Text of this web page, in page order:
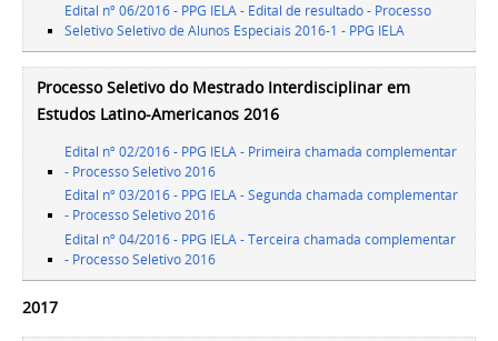
Edital nº 06/2016 - PPG IELA - Edital de resultado - Processo
Seletivo Seletivo de Alunos Especiais 2016-1 - PPG IELA
Processo Seletivo do Mestrado Interdisciplinar em
Estudos Latino-Americanos 2016
Edital nº 02/2016 - PPG IELA - Primeira chamada complementar
- Processo Seletivo 2016
Edital nº 03/2016 - PPG IELA - Segunda chamada complementar
- Processo Seletivo 2016
Edital nº 04/2016 - PPG IELA - Terceira chamada complementar
- Processo Seletivo 2016
2017